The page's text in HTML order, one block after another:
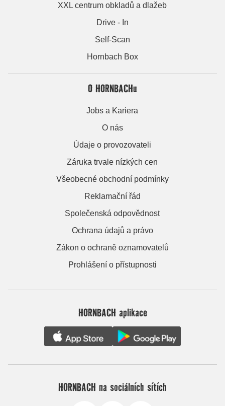
XXL centrum obkladů a dlažeb
Drive - In
Self-Scan
Hornbach Box
O HORNBACHu
Jobs a Kariera
O nás
Údaje o provozovateli
Záruka trvale nízkých cen
Všeobecné obchodní podmínky
Reklamační řád
Společenská odpovědnost
Ochrana údajů a právo
Zákon o ochraně oznamovatelů
Prohlášení o přístupnosti
HORNBACH aplikace
HORNBACH na sociálních sítích